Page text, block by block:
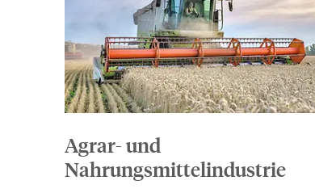
Agrar- und
Nahrungsmittelindustrie